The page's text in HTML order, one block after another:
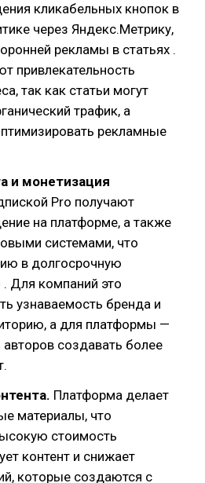
кликабельных кнопок в
через Яндекс.Метрику,
рекламы в статьях .
привлекательность
так как статьи могут
трафик, а
рекламные
и монетизация
Pro получают
на платформе, а также
системами, что
в долгосрочную
Для компаний это
узнаваемость бренда и
а для платформы —
создавать более
Платформа делает
материалы, что
стоимость
контент и снижает
которые создаются с